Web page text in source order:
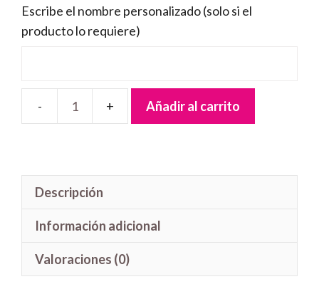
Escribe el nombre personalizado (solo si el
producto lo requiere)
Letrero
cantidad
Añadir al carrito
Descripción
Información adicional
Valoraciones (0)